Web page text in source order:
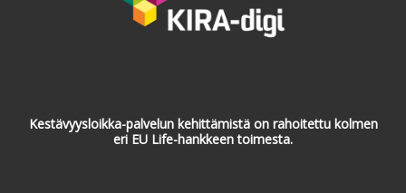
Kestävyysloikka-palvelun kehittämistä on rahoitettu kolmen
eri EU Life-hankkeen toimesta.